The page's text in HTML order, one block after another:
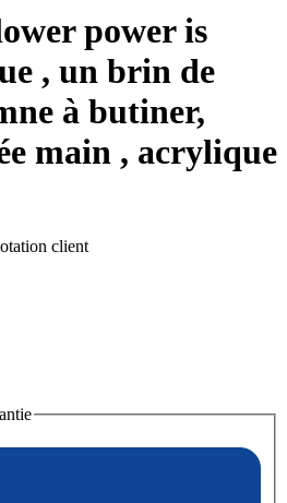
power is
, un brin de
à butiner,
main , acrylique
client